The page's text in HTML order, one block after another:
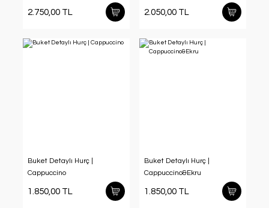
2.750,00 TL 2.050,00 TL
Buket Detaylı Hurç |
Cappuccino
1.850,00 TL
Buket Detaylı Hurç |
Cappuccino&Ekru
1.850,00 TL